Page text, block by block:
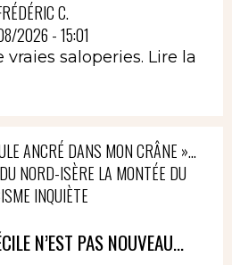
C.
2026 - 15:01
vraies saloperies. Lire la
ANCRÉ DANS MON CRÂNE »…
NORD-ISÈRE LA MONTÉE DU
INQUIÈTE
N’EST PAS NOUVEAU...